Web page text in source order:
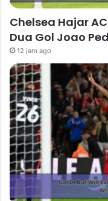
Chelsea Hajar
Dua Gol Joao
12 jam ago